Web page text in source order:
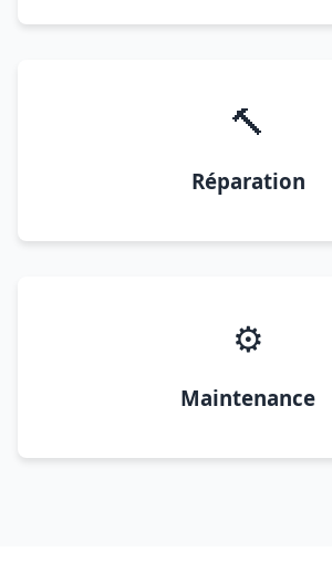
🔨
Réparation
⚙️
Maintenance